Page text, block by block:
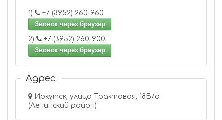
1)
+7 (3952) 260-960
Звонок через браузер
2)
+7 (3952) 260-900
Звонок через браузер
Адрес:
Иркутск, улица Трактовая, 18Б/а
(Ленинский район)